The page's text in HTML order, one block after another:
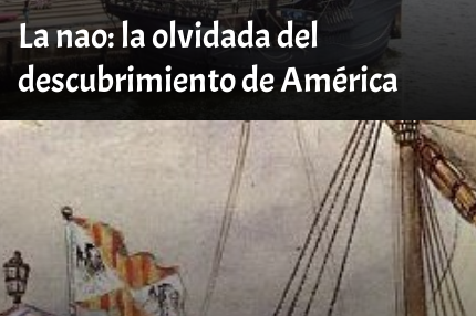
La nao: la olvidada del
descubrimiento de América